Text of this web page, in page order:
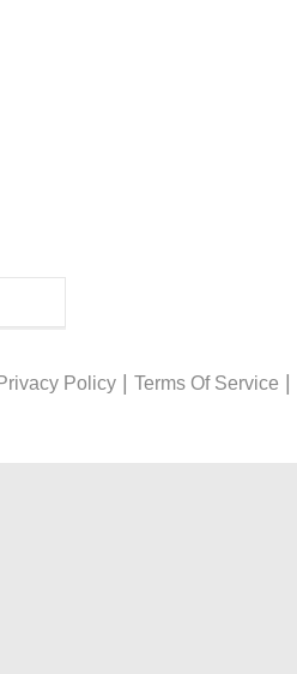
Privacy Policy Terms Of Service